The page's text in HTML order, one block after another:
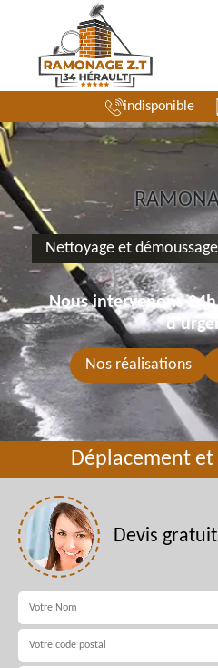
indisponible
Nettoyage et
Nous intervenons
Nos réalisations
Déplacement
Devis gratuit